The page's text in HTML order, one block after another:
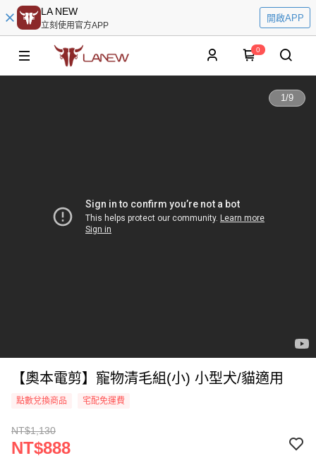
LA NEW
立刻使用官方APP
開啟APP
0
1/9
【奧本電剪】寵物清毛組(小) 小型犬/貓適用
點數兌換商品 宅配免運費
NT$1,130
NT$888